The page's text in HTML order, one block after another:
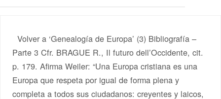
Volver a ‘Genealogía de Europa’ (3) Bibliografía –
Parte 3 Cfr. BRAGUE R., Il futuro dell’Occidente, cit.
p. 179. Afirma Weiler: “Una Europa cristiana es una
Europa que respeta por igual de forma plena y
completa a todos sus ciudadanos: creyentes y laicos,